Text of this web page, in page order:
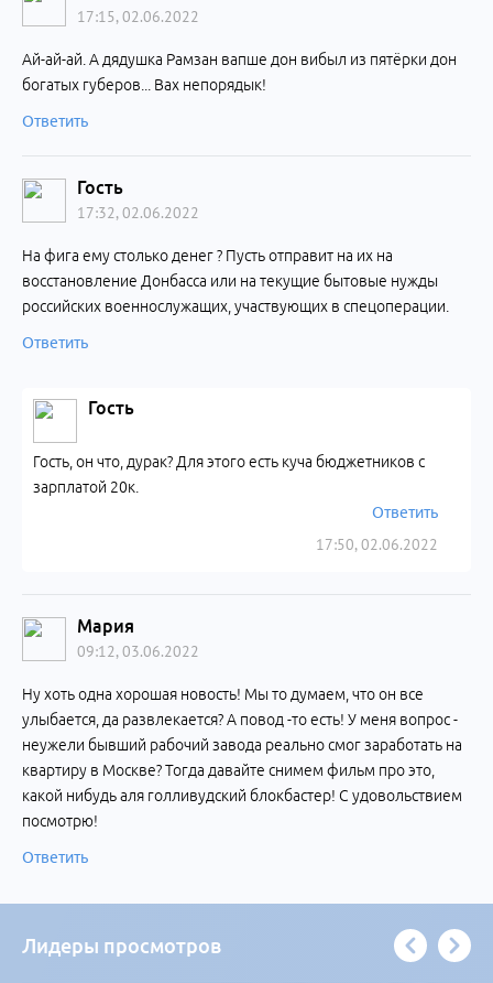
17:15, 02.06.2022
Ай-ай-ай. А дядушка Рамзан вапше дон вибыл из пятёрки дон
богатых губеров... Вах непорядык!
Ответить
Гость
17:32, 02.06.2022
На фига ему столько денег ? Пусть отправит на их на
восстановление Донбасса или на текущие бытовые нужды
российских военнослужащих, участвующих в спецоперации.
Ответить
Гость
17:50, 02.06.2022
Гость, он что, дурак? Для этого есть куча бюджетников с
зарплатой 20к.
Ответить
Мария
09:12, 03.06.2022
Ну хоть одна хорошая новость! Мы то думаем, что он все
улыбается, да развлекается? А повод -то есть! У меня вопрос -
неужели бывший рабочий завода реально смог заработать на
квартиру в Москве? Тогда давайте снимем фильм про это,
какой нибудь аля голливудский блокбастер! С удовольствием
посмотрю!
Ответить
Лидеры просмотров